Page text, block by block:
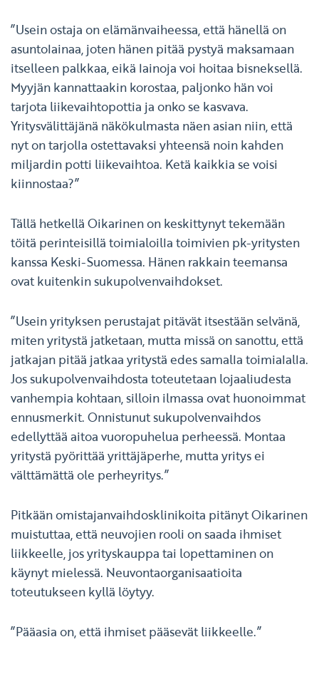
”Usein ostaja on elämänvaiheessa, että hänellä on
asuntolainaa, joten hänen pitää pystyä maksamaan
itselleen palkkaa, eikä lainoja voi hoitaa bisneksellä.
Myyjän kannattaakin korostaa, paljonko hän voi
tarjota liikevaihtopottia ja onko se kasvava.
Yritysvälittäjänä näkökulmasta näen asian niin, että
nyt on tarjolla ostettavaksi yhteensä noin kahden
miljardin potti liikevaihtoa. Ketä kaikkia se voisi
kiinnostaa?”
Tällä hetkellä Oikarinen on keskittynyt tekemään
töitä perinteisillä toimialoilla toimivien pk-yritysten
kanssa Keski-Suomessa. Hänen rakkain teemansa
ovat kuitenkin sukupolvenvaihdokset.
”Usein yrityksen perustajat pitävät itsestään selvänä,
miten yritystä jatketaan, mutta missä on sanottu, että
jatkajan pitää jatkaa yritystä edes samalla toimialalla.
Jos sukupolvenvaihdosta toteutetaan lojaaliudesta
vanhempia kohtaan, silloin ilmassa ovat huonoimmat
ennusmerkit. Onnistunut sukupolvenvaihdos
edellyttää aitoa vuoropuhelua perheessä. Montaa
yritystä pyörittää yrittäjäperhe, mutta yritys ei
välttämättä ole perheyritys.”
Pitkään omistajanvaihdosklinikoita pitänyt Oikarinen
muistuttaa, että neuvojien rooli on saada ihmiset
liikkeelle, jos yrityskauppa tai lopettaminen on
käynyt mielessä. Neuvontaorganisaatioita
toteutukseen kyllä löytyy.
”Pääasia on, että ihmiset pääsevät liikkeelle.”